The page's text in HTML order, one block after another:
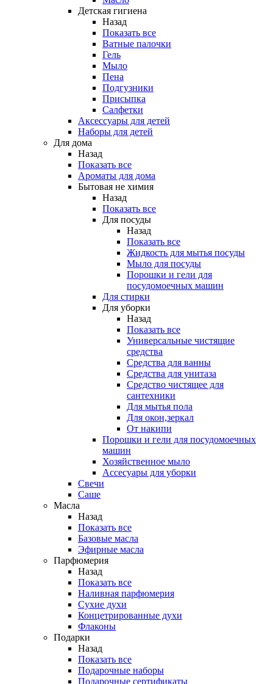
Детская гигиена
Назад
Показать все
Ватные палочки
Гель
Мыло
Пена
Подгузники
Присыпка
Салфетки
Аксессуары для детей
Наборы для детей
Для дома
Назад
Показать все
Ароматы для дома
Бытовая не химия
Назад
Показать все
Для посуды
Назад
Показать все
Жидкость для мытья посуды
Мыло для посуды
Порошки и гели для
посудомоечных машин
Для стирки
Для уборки
Назад
Показать все
Универсальные чистящие
средства
Средства для ванны
Средства для унитаза
Средство чистящее для
сантехники
Для мытья пола
Для окон,зеркал
От накипи
Порошки и гели для посудомоечных
машин
Хозяйственное мыло
Ассесуары для уборки
Свечи
Саше
Масла
Назад
Показать все
Базовые масла
Эфирные масла
Парфюмерия
Назад
Показать все
Наливная парфюмерия
Сухие духи
Концетрированные духи
Флаконы
Подарки
Назад
Показать все
Подарочные наборы
Подарочные сертификаты